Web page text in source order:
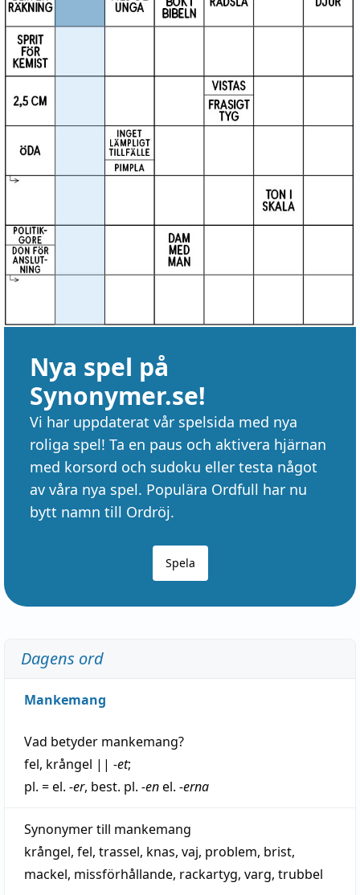
Nya spel på
Synonymer.se!
Vi har uppdaterat vår spelsida med nya
roliga spel! Ta en paus och aktivera hjärnan
med korsord och sudoku eller testa något
av våra nya spel. Populära Ordfull har nu
bytt namn till Ordröj.
Spela
Dagens ord
Mankemang
Vad betyder mankemang?
fel, krångel || -et;
pl. = el. -er, best. pl. -enel. -erna
Synonymer till mankemang
krångel, fel, trassel, knas, vaj, problem, brist,
mackel, missförhållande, rackartyg, varg, trubbel